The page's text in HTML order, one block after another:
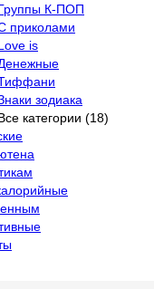
К-ПОП
приколами
is
зодиака
категории (18)